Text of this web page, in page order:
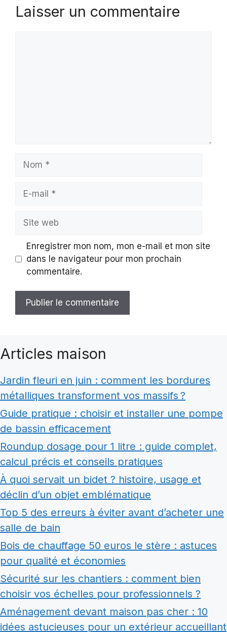
Laisser un commentaire
mail
web
Enregistrer mon nom, mon e-mail et mon site
dans le navigateur pour mon prochain
commentaire.
Articles maison
Jardin fleuri en juin : comment les bordures
métalliques transforment vos massifs ?
Guide pratique : choisir et installer une pompe
de bassin efficacement
Roundup dosage pour 1 litre : guide complet,
calcul précis et conseils pratiques
À quoi servait un bidet ? histoire, usage et
déclin d’un objet emblématique
Top 5 des erreurs à éviter avant d’acheter une
salle de bain
Bois de chauffage 50 euros le stère : astuces
pour qualité et économies
Sécurité sur les chantiers : comment bien
choisir vos échelles pour professionnels ?
Aménagement devant maison pas cher : 10
idées astucieuses pour un extérieur accueillant